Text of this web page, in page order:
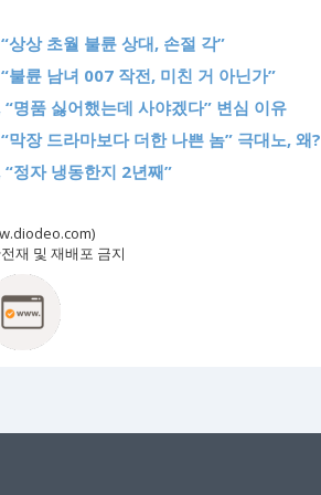
상상 초월 불륜 상대, 손절 각”
“불륜 남녀 007 작전, 미친 거 아닌가”
“명품 싫어했는데 사야겠다” 변심 이유
“막장 드라마보다 더한 나쁜 놈” 극대노, 왜?
“정자 냉동한지 2년째”
재 및 재배포 금지